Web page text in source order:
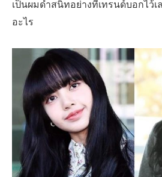
เป็นผมดำสนิทอย่างที่เทรนด์บอกไว้เ
อะไร